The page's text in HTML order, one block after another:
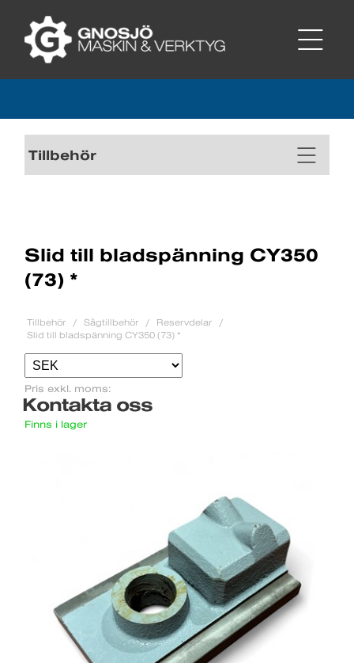
Tillbehör
Slid till bladspänning CY350
(73) *
Tillbehör Sågtillbehör
Reservdelar
Slid till bladspänning CY350 (73) *
Pris exkl. moms:
Kontakta oss
Finns i lager